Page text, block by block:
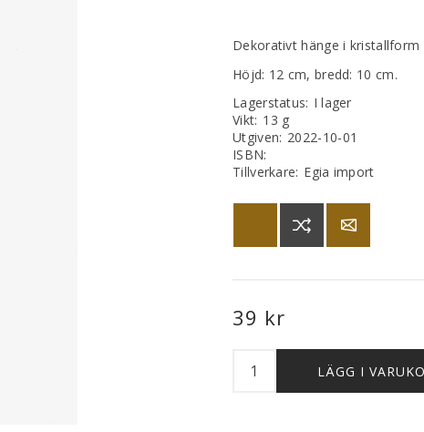
Dekorativt hänge i
Höjd: 12 cm, bredd: 10 cm.
Lagerstatus: I lager
Vikt: 13 g
Utgiven: 2022-10-01
ISBN:
Tillverkare: Egia import
39 kr